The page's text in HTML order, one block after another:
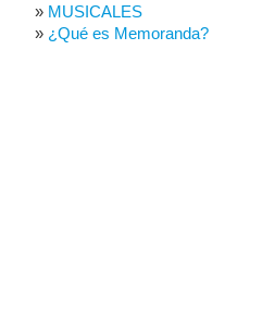
MUSICALES
¿Qué es Memoranda?